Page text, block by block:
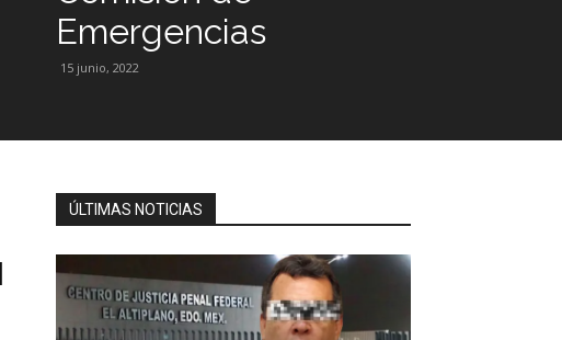
Emergencias
15 junio, 2022
ÚLTIMAS NOTICIAS